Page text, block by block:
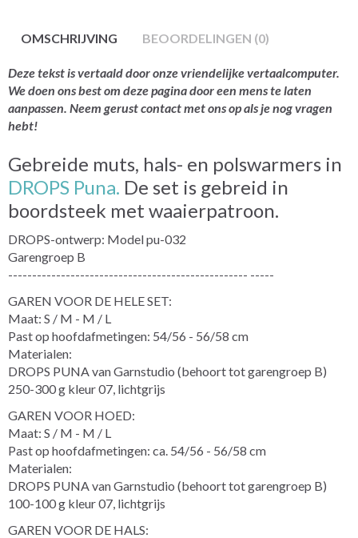
OMSCHRIJVING BEOORDELINGEN (0)
Deze tekst is vertaald door onze vriendelijke vertaalcomputer.
We doen ons best om deze pagina door een mens te laten
aanpassen. Neem gerust contact met ons op als je nog vragen
hebt!
Gebreide muts, hals- en polswarmers in
DROPS Puna. De set is gebreid in
boordsteek met waaierpatroon.
DROPS-ontwerp: Model pu-032
Garengroep B
-------------------------------------------------- -----
GAREN VOOR DE HELE SET:
Maat: S / M - M / L
Past op hoofdafmetingen: 54/56 - 56/58 cm
Materialen:
DROPS PUNA van Garnstudio (behoort tot garengroep B)
250-300 g kleur 07, lichtgrijs
GAREN VOOR HOED:
Maat: S / M - M / L
Past op hoofdafmetingen: ca. 54/56 - 56/58 cm
Materialen:
DROPS PUNA van Garnstudio (behoort tot garengroep B)
100-100 g kleur 07, lichtgrijs
GAREN VOOR DE HALS: